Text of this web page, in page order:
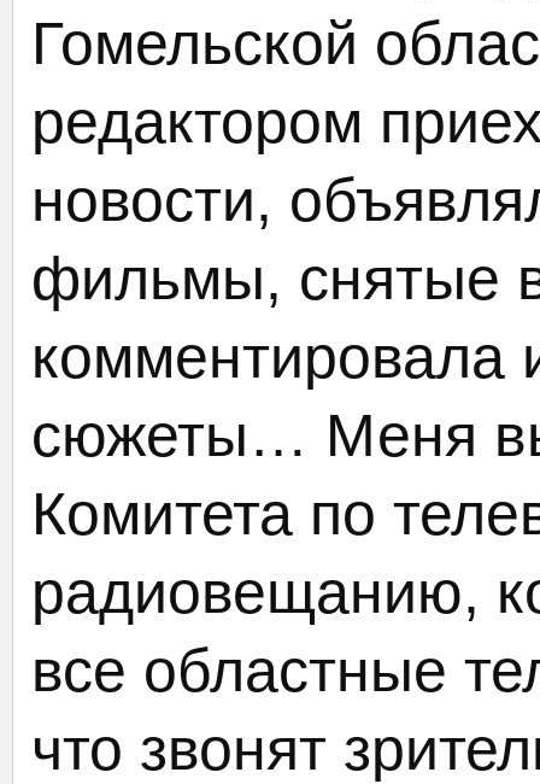
Гомельской
редактором
новости,
фильмы, снятые
комментировала
сюжеты… Меня
Комитета по
радиовещанию,
все областные
что звонят